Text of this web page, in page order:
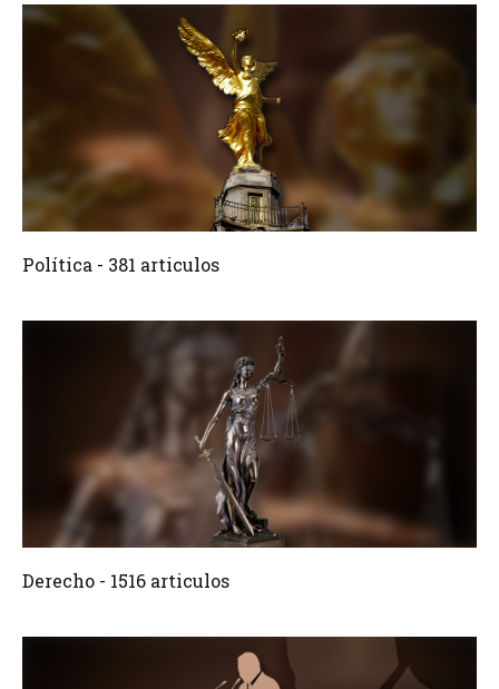
381 Articulos
Política - 381 articulos
Crear 1516 Articulos
Derecho - 1516 articulos